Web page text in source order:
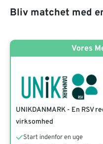
Bliv matchet med
Vores
UNIKDANMARK - En RSV
virksomhed
Start indenfor en uge